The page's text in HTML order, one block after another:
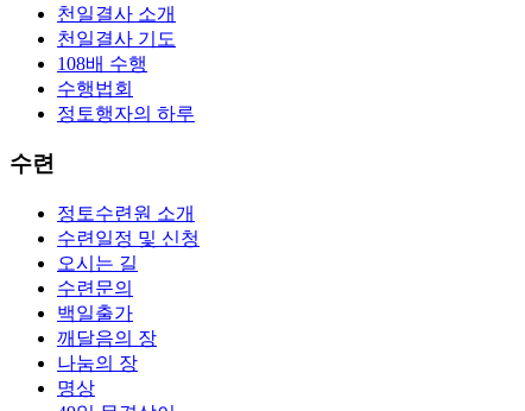
천일결사 소개
천일결사 기도
108배 수행
수행법회
정토행자의 하루
수련
정토수련원 소개
수련일정 및 신청
오시는 길
수련문의
백일출가
깨달음의 장
나눔의 장
명상